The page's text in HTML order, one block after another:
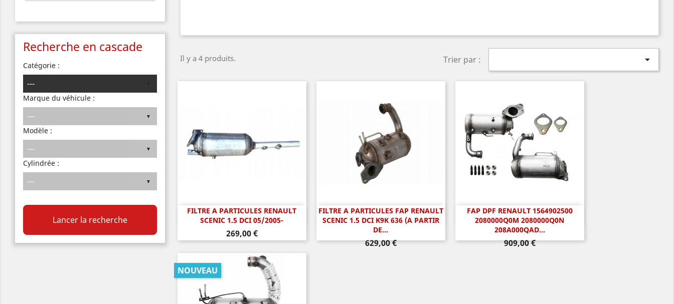
Recherche en cascade
Catégorie :
Marque du véhicule :
Modèle :
Cylindrée :
Lancer la recherche
Il y a 4 produits. Trier par : 
FILTRE A PARTICULES RENAULT
SCENIC 1.5 DCI 05/2005-
Prix
269,00 €
Aperçu rapide
FILTRE A PARTICULES FAP RENAULT
SCENIC 1.5 DCI K9K 636 (A PARTIR
DE...
Prix
629,00 €
Aperçu rapide
FAP DPF RENAULT 1564902500
2080000Q0M 2080000Q0N
208A000QAD...
Prix
909,00 €
Aperçu rapide
NOUVEAU